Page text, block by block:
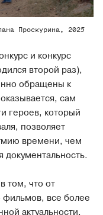
Проскурина, 2025
и конкурс
второй раз),
обращены к
сам
героев, который
позволяет
времени, чем
том, что от
фильмов, все более
актуальности,